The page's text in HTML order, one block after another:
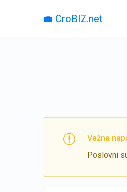
💼 CroBIZ.net
Važna
Poslovni